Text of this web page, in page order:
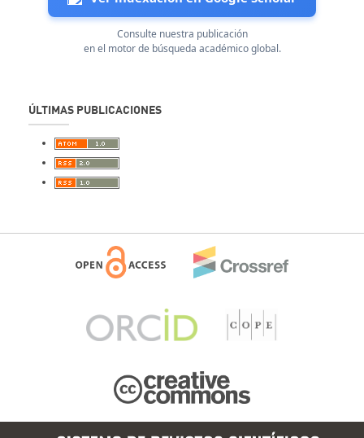
Consulte nuestra publicación
en el motor de búsqueda académico global.
ÚLTIMAS PUBLICACIONES